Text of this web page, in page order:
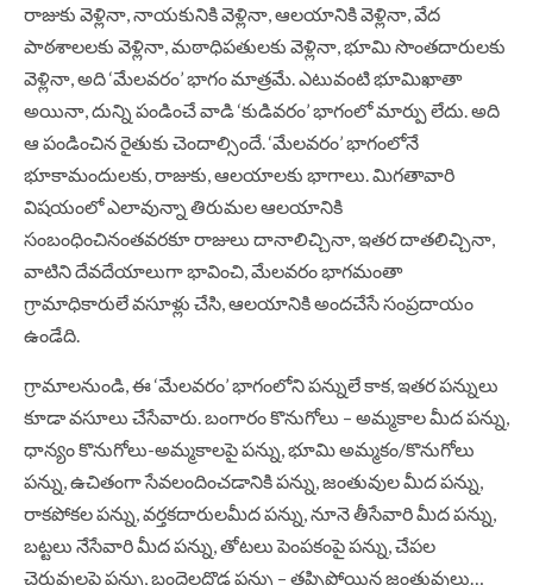
రాజుకు వెళ్లినా, నాయకునికి వెళ్లినా, ఆలయానికి వెళ్లినా, వేద
పాఠశాలలకు వెళ్లినా, మఠాధిపతులకు వెళ్లినా, భూమి సొంతదారులకు
వెళ్లినా, అది ‘మేలవరం’ భాగం మాత్రమే. ఎటువంటి భూమిఖాతా
అయినా, దున్ని పండించే వాడి ‘కుడివరం’ భాగంలో మార్పు లేదు. అది
ఆ పండించిన రైతుకు చెందాల్సిందే. ‘మేలవరం’ భాగంలోనే
భూకామందులకు, రాజుకు, ఆలయాలకు భాగాలు. మిగతావారి
విషయంలో ఎలావున్నా తిరుమల ఆలయానికి
సంబంధించినంతవరకూ రాజులు దానాలిచ్చినా, ఇతర దాతలిచ్చినా,
వాటిని దేవదేయాలుగా భావించి, మేలవరం భాగమంతా
గ్రామాధికారులే వసూళ్లు చేసి, ఆలయానికి అందచేసే సంప్రదాయం
ఉండేది.
గ్రామాలనుండి, ఈ ‘మేలవరం’ భాగంలోని పన్నులే కాక, ఇతర పన్నులు
కూడా వసూలు చేసేవారు. బంగారం కొనుగోలు – అమ్మకాల మీద పన్ను,
ధాన్యం కొనుగోలు-అమ్మకాలపై పన్ను, భూమి అమ్మకం/కొనుగోలు
పన్ను, ఉచితంగా సేవలందించడానికి పన్ను, జంతువుల మీద పన్ను,
రాకపోకల పన్ను, వర్తకదారులమీద పన్ను, నూనె తీసేవారి మీద పన్ను,
బట్టలు నేసేవారి మీద పన్ను, తోటలు పెంపకంపై పన్ను, చేపల
చెరువులపై పన్ను, బందెలదొడ్ల పన్ను – తప్పిపోయిన జంతువులు…